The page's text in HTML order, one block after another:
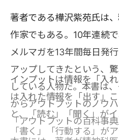
著者である樺沢紫苑氏は
作家でもある。10年連続
メルマガを13年間毎日発
アップしてきたという、
している人物だ。本書は
からアウトプットのノウ
「アウトプットの百科事典
インプットは情報を「入
は入れた情報を「出す」
と、「読む」「聞く」が
「書く」「行動する」が